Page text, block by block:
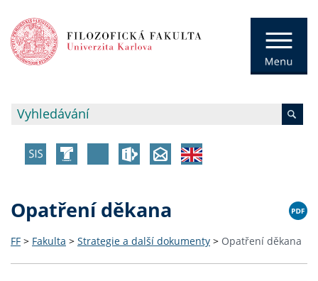
Opatření děkana
FF > Fakulta > Strategie a další dokumenty > Opatření děkana